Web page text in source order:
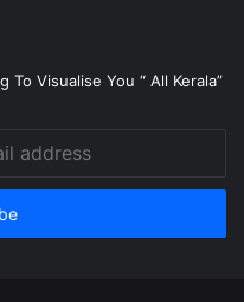
Visualise You “ All Kerala”